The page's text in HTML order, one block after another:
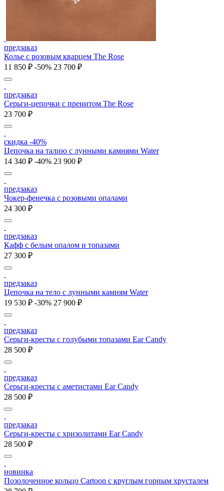
предзаказ
Колье с розовым кварцем The Rose
11 850 ₽ -50% 23 700 ₽
предзаказ
Серьги-цепочки с пренитом The Rose
23 700 ₽
скидка -40%
Цепочка на талию с лунными камнями Water
14 340 ₽ -40% 23 900 ₽
предзаказ
Чокер-фенечка с розовыми опалами
24 300 ₽
предзаказ
Кафф с белым опалом и топазами
27 300 ₽
предзаказ
Цепочка на тело с лунными камням Water
19 530 ₽ -30% 27 900 ₽
предзаказ
Серьги-кресты с голубыми топазами Ear Candy
28 500 ₽
предзаказ
Серьги-кресты с аметистами Ear Candy
28 500 ₽
предзаказ
Серьги-кресты с хризолитами Ear Candy
28 500 ₽
новинка
Позолоченное кольцо Cartoon c круглым горным хрусталем